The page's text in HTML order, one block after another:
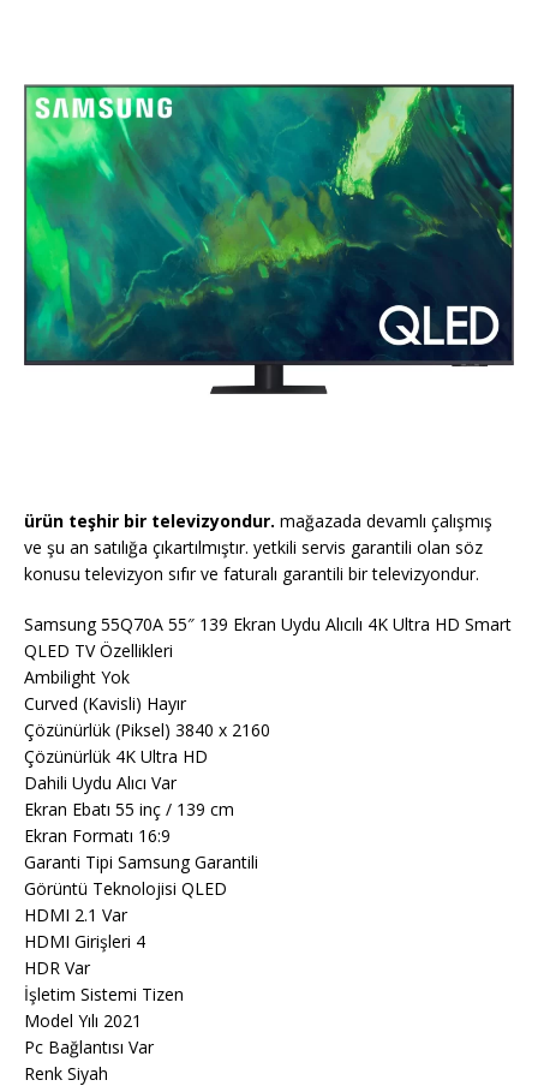
ürün teşhir bir televizyondur. mağazada devamlı çalışmış
ve şu an satılığa çıkartılmıştır. yetkili servis garantili olan söz
konusu televizyon sıfır ve faturalı garantili bir televizyondur.
Samsung 55Q70A 55″ 139 Ekran Uydu Alıcılı 4K Ultra HD Smart
QLED TV Özellikleri
Ambilight Yok
Curved (Kavisli) Hayır
Çözünürlük (Piksel) 3840 x 2160
Çözünürlük 4K Ultra HD
Dahili Uydu Alıcı Var
Ekran Ebatı 55 inç / 139 cm
Ekran Formatı 16:9
Garanti Tipi Samsung Garantili
Görüntü Teknolojisi QLED
HDMI 2.1 Var
HDMI Girişleri 4
HDR Var
İşletim Sistemi Tizen
Model Yılı 2021
Pc Bağlantısı Var
Renk Siyah